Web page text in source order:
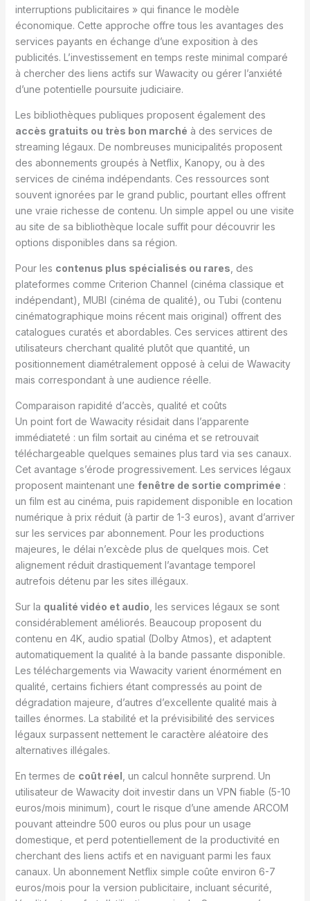
interruptions publicitaires » qui finance le modèle
économique. Cette approche offre tous les avantages des
services payants en échange d’une exposition à des
publicités. L’investissement en temps reste minimal comparé
à chercher des liens actifs sur Wawacity ou gérer l’anxiété
d’une potentielle poursuite judiciaire.
Les bibliothèques publiques proposent également des
accès gratuits ou très bon marché à des services de
streaming légaux. De nombreuses municipalités proposent
des abonnements groupés à Netflix, Kanopy, ou à des
services de cinéma indépendants. Ces ressources sont
souvent ignorées par le grand public, pourtant elles offrent
une vraie richesse de contenu. Un simple appel ou une visite
au site de sa bibliothèque locale suffit pour découvrir les
options disponibles dans sa région.
Pour les contenus plus spécialisés ou rares , des
plateformes comme Criterion Channel (cinéma classique et
indépendant), MUBI (cinéma de qualité), ou Tubi (contenu
cinématographique moins récent mais original) offrent des
catalogues curatés et abordables. Ces services attirent des
utilisateurs cherchant qualité plutôt que quantité, un
positionnement diamétralement opposé à celui de Wawacity
mais correspondant à une audience réelle.
Comparaison rapidité d’accès, qualité et coûts
Un point fort de Wawacity résidait dans l’apparente
immédiateté : un film sortait au cinéma et se retrouvait
téléchargeable quelques semaines plus tard via ses canaux.
Cet avantage s’érode progressivement. Les services légaux
proposent maintenant une fenêtre de sortie comprimée :
un film est au cinéma, puis rapidement disponible en location
numérique à prix réduit (à partir de 1-3 euros), avant d’arriver
sur les services par abonnement. Pour les productions
majeures, le délai n’excède plus de quelques mois. Cet
alignement réduit drastiquement l’avantage temporel
autrefois détenu par les sites illégaux.
Sur la qualité vidéo et audio , les services légaux se sont
considérablement améliorés. Beaucoup proposent du
contenu en 4K, audio spatial (Dolby Atmos), et adaptent
automatiquement la qualité à la bande passante disponible.
Les téléchargements via Wawacity varient énormément en
qualité, certains fichiers étant compressés au point de
dégradation majeure, d’autres d’excellente qualité mais à
tailles énormes. La stabilité et la prévisibilité des services
légaux surpassent nettement le caractère aléatoire des
alternatives illégales.
En termes de coût réel , un calcul honnête surprend. Un
utilisateur de Wawacity doit investir dans un VPN fiable (5-10
euros/mois minimum), court le risque d’une amende ARCOM
pouvant atteindre 500 euros ou plus pour un usage
domestique, et perd potentiellement de la productivité en
cherchant des liens actifs et en naviguant parmi les faux
canaux. Un abonnement Netflix simple coûte environ 6-7
euros/mois pour la version publicitaire, incluant sécurité,